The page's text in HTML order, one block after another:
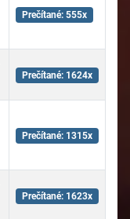
Prečítané: 555x
Prečítané: 1624x
Prečítané: 1315x
Prečítané: 1623x